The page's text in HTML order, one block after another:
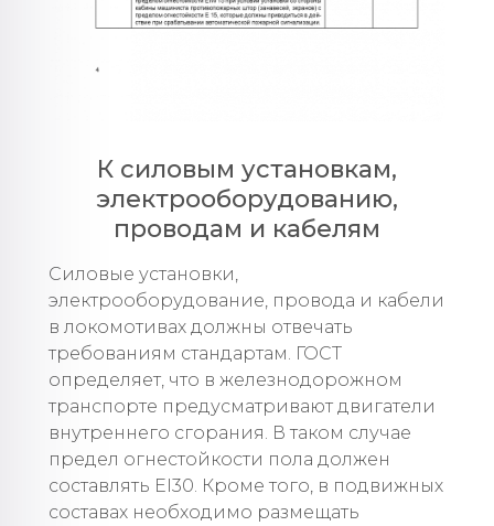
К силовым установкам,
электрооборудованию,
проводам и кабелям
Силовые установки,
электрооборудование, провода и кабели
в локомотивах должны отвечать
требованиям стандартам. ГОСТ
определяет, что в железнодорожном
транспорте предусматривают двигатели
внутреннего сгорания. В таком случае
предел огнестойкости пола должен
составлять EI30. Кроме того, в подвижных
составах необходимо размещать